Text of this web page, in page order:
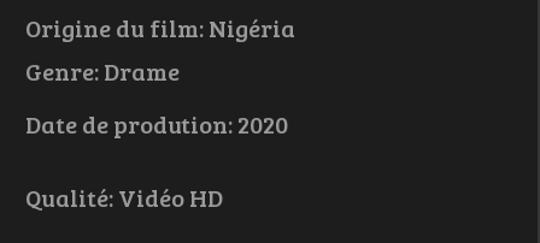
Origine du film: Nigéria
Genre: Drame
Date de prodution: 2020
Qualité: Vidéo HD